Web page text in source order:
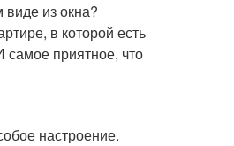
из окна?
в которой есть
приятное, что
настроение.